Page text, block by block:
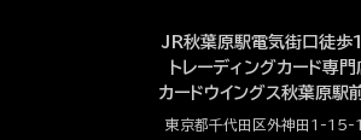
JR秋葉原駅電気街口徒歩
トレーディングカード専門
カードウイングス秋葉原駅
東京都千代田区外神田1-15-